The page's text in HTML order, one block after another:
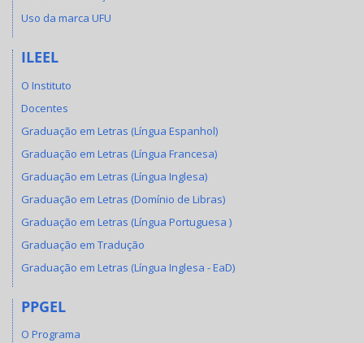
Uso da marca UFU
ILEEL
O Instituto
Docentes
Graduação em Letras (Língua Espanhol)
Graduação em Letras (Língua Francesa)
Graduação em Letras (Língua Inglesa)
Graduação em Letras (Domínio de Libras)
Graduação em Letras (Língua Portuguesa )
Graduação em Tradução
Graduação em Letras (Língua Inglesa - EaD)
PPGEL
O Programa